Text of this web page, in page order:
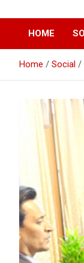
HOME
Home Social